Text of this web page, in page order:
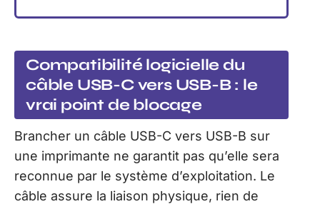
Compatibilité logicielle du
câble USB-C vers USB-B : le
vrai point de blocage
Brancher un câble USB-C vers USB-B sur
une imprimante ne garantit pas qu’elle sera
reconnue par le système d’exploitation. Le
câble assure la liaison physique, rien de